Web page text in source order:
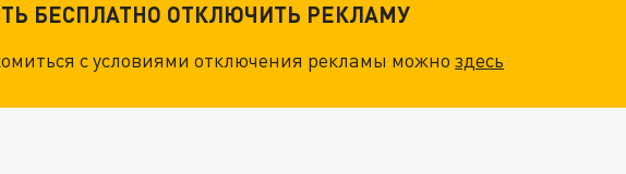
БЕСПЛАТНО ОТКЛЮЧИТЬ РЕКЛАМУ
с условиями отключения рекламы можноздесь